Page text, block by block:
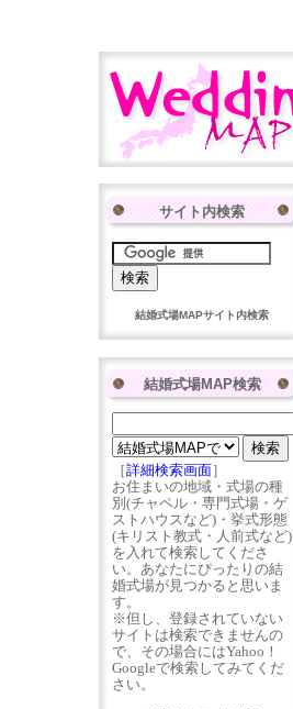
サイト内検索
結婚式場MAPサイト内検索
結婚式場MAP検索
［詳細検索画面］
お住まいの地域・式場の種
別(チャペル・専門式場・ゲ
ストハウスなど)・挙式形態
(キリスト教式・人前式など)
を入れて検索してくださ
い。あなたにぴったりの結
婚式場が見つかると思いま
す。
※但し、登録されていない
サイトは検索できませんの
で、その場合にはYahoo！
Googleで検索してみてくだ
さい。